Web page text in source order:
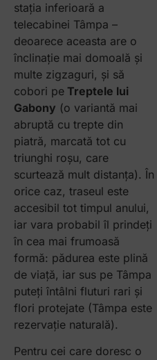
stația inferioară a
telecabinei Tâmpa –
deoarece aceasta are o
înclinație mai domoală și
multe zigzaguri, și să
cobori pe Treptele lui
Gabony (o variantă mai
abruptă cu trepte din
piatră, marcată tot cu
triunghi roșu, care
scurtează mult distanța). În
orice caz, traseul este
accesibil tot timpul anului,
iar vara probabil îl prindeți
în cea mai frumoasă
formă: pădurea este plină
de viață, iar sus pe Tâmpa
puteți întâlni fluturi rari și
flori protejate (Tâmpa este
rezervație naturală).
Pentru cei care doresc o